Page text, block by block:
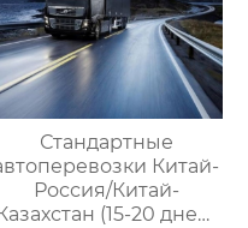
Стандартные
Китай-
Россия/Китай-
Казахстан (15-20 дней)